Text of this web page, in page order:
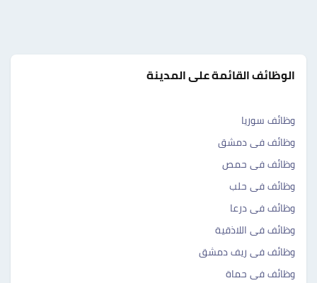
الوظائف القائمة على المدينة
وظائف سوريا
وظائف فى دمشق
وظائف فى حمص
وظائف فى حلب
وظائف فى درعا
وظائف فى اللاذقية
وظائف فى ريف دمشق
وظائف فى حماة